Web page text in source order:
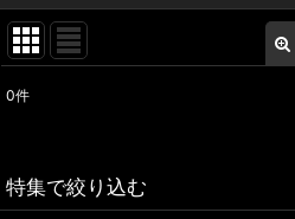
並び順:
0件
特集で絞り込む